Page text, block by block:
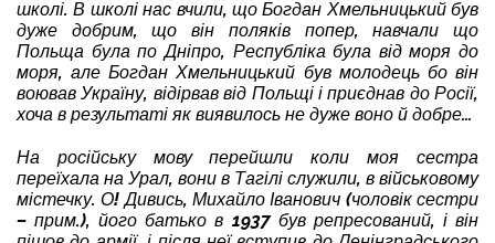
школі. В школі нас вчили, що Богдан Хмельницький був
дуже добрим, що він поляків попер, навчали що
Польща була по Дніпро, Республіка була від моря до
моря, але Богдан Хмельницький був молодець бо він
воював Україну, відірвав від Польщі і приєднав до Росії,
хоча в результаті як виявилось не дуже воно й добре…
На російську мову перейшли коли моя сестра
переїхала на Урал, вони в Тагілі служили, в військовому
містечку. О! Дивись, Михайло Іванович (чоловік сестри
– прим.), його батько в 1937 був репресований, і він